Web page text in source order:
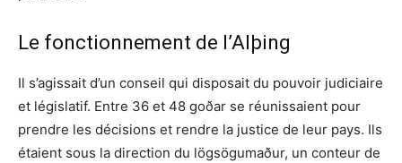
Le fonctionnement de l’Alþing
Il s’agissait d’un conseil qui disposait du pouvoir judiciaire
et législatif. Entre 36 et 48 goðar se réunissaient pour
prendre les décisions et rendre la justice de leur pays. Ils
étaient sous la direction du lögsögumaður, un conteur de